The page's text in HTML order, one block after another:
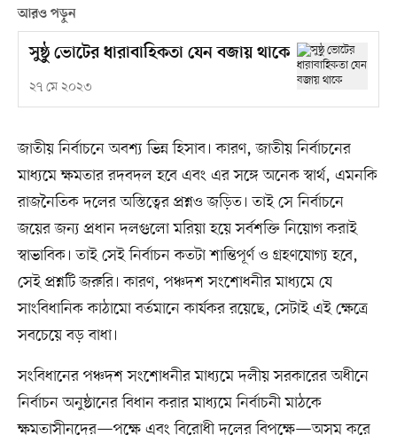
আরও পড়ুন
সুষ্ঠু ভোটের ধারাবাহিকতা যেন বজায় থাকে
২৭ মে ২০২৩
জাতীয় নির্বাচনে অবশ্য ভিন্ন হিসাব। কারণ, জাতীয় নির্বাচনের
মাধ্যমে ক্ষমতার রদবদল হবে এবং এর সঙ্গে অনেক স্বার্থ, এমনকি
রাজনৈতিক দলের অস্তিত্বের প্রশ্নও জড়িত। তাই সে নির্বাচনে
জয়ের জন্য প্রধান দলগুলো মরিয়া হয়ে সর্বশক্তি নিয়োগ করাই
স্বাভাবিক। তাই সেই নির্বাচন কতটা শান্তিপূর্ণ ও গ্রহণযোগ্য হবে,
সেই প্রশ্নটি জরুরি। কারণ, পঞ্চদশ সংশোধনীর মাধ্যমে যে
সাংবিধানিক কাঠামো বর্তমানে কার্যকর রয়েছে, সেটাই এই ক্ষেত্রে
সবচেয়ে বড় বাধা।
সংবিধানের পঞ্চদশ সংশোধনীর মাধ্যমে দলীয় সরকারের অধীনে
নির্বাচন অনুষ্ঠানের বিধান করার মাধ্যমে নির্বাচনী মাঠকে
ক্ষমতাসীনদের—পক্ষে এবং বিরোধী দলের বিপক্ষে—অসম করে